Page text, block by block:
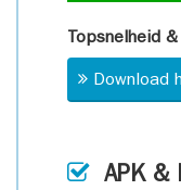
Topsnelheid
Download
APK &